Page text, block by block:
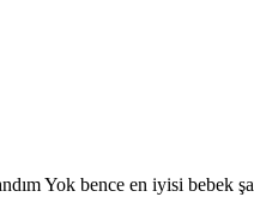
Yok bence en iyisi bebek